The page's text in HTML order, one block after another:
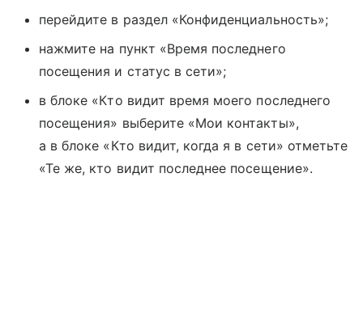
перейдите в раздел «Конфиденциальность»;
нажмите на пункт «Время последнего
посещения и статус в сети»;
в блоке «Кто видит время моего последнего
посещения» выберите «Мои контакты»,
а в блоке «Кто видит, когда я в сети» отметьте
«Те же, кто видит последнее посещение».